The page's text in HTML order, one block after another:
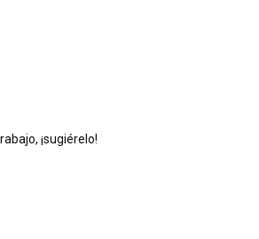
¡sugiérelo!